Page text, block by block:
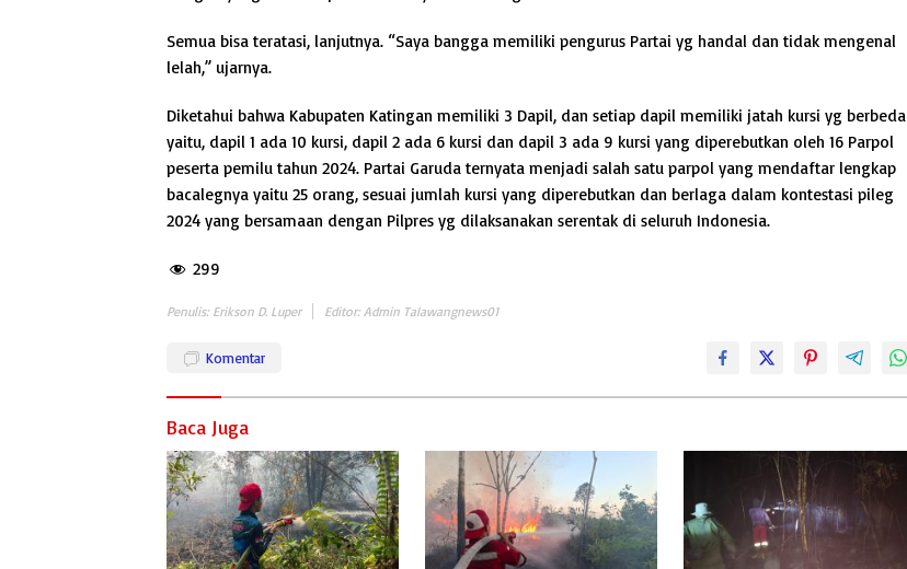
Semua bisa teratasi, lanjutnya. “Saya bangga memiliki pengurus Partai yg handal dan tidak mengenal
lelah,” ujarnya.
Diketahui bahwa Kabupaten Katingan memiliki 3 Dapil, dan setiap dapil memiliki jatah kursi yg berbeda
yaitu, dapil 1 ada 10 kursi, dapil 2 ada 6 kursi dan dapil 3 ada 9 kursi yang diperebutkan oleh 16 Parpol
peserta pemilu tahun 2024. Partai Garuda ternyata menjadi salah satu parpol yang mendaftar lengkap
bacalegnya yaitu 25 orang, sesuai jumlah kursi yang diperebutkan dan berlaga dalam kontestasi pileg
2024 yang bersamaan dengan Pilpres yg dilaksanakan serentak di seluruh Indonesia.
299
Penulis: Erikson D. Luper Editor: Admin Talawangnews01
Komentar
Baca Juga